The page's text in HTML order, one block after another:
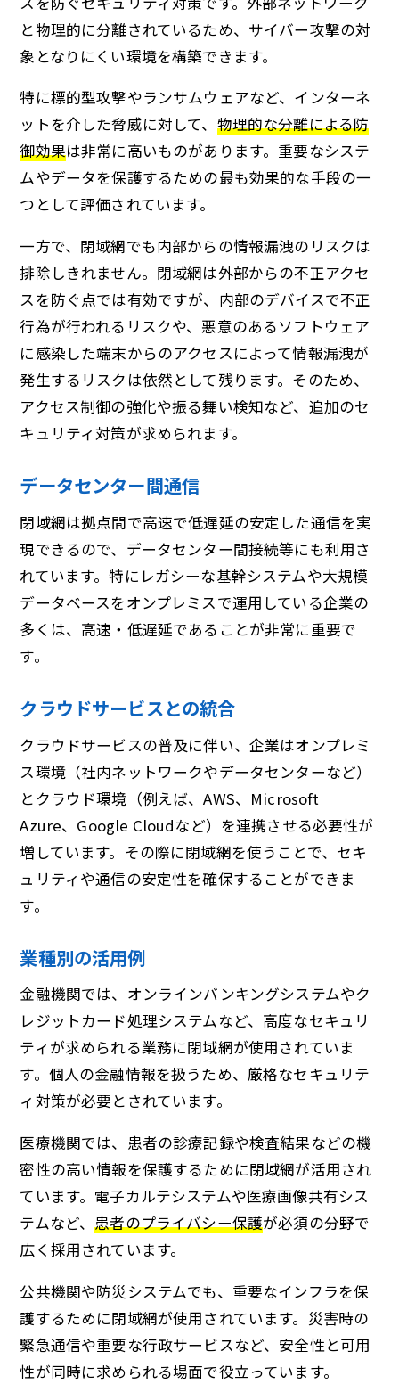
と物理的に分離されているため、サイバー攻撃の対
象となりにくい環境を構築できます。
特に標的型攻撃やランサムウェアなど、インターネ
ットを介した脅威に対して、 物理的な分離による防
御効果は非常に高いものがあります。重要なシステ
ムやデータを保護するための最も効果的な手段の一
つとして評価されています。
一方で、閉域網でも内部からの情報漏洩のリスクは
排除しきれません。閉域網は外部からの不正アクセ
スを防ぐ点では有効ですが、内部のデバイスで不正
行為が行われるリスクや、悪意のあるソフトウェア
に感染した端末からのアクセスによって情報漏洩が
発生するリスクは依然として残ります。そのため、
アクセス制御の強化や振る舞い検知など、追加のセ
キュリティ対策が求められます。
データセンター間通信
閉域網は拠点間で高速で低遅延の安定した通信を実
現できるので、データセンター間接続等にも利用さ
れています。特にレガシーな基幹システムや大規模
データベースをオンプレミスで運用している企業の
多くは、高速・低遅延であることが非常に重要で
す。
クラウドサービスとの統合
クラウドサービスの普及に伴い、企業はオンプレミ
ス環境（社内ネットワークやデータセンターなど）
とクラウド環境（例えば、AWS、Microsoft
Azure、Google Cloudなど）を連携させる必要性が
増しています。その際に閉域網を使うことで、セキ
ュリティや通信の安定性を確保することができま
す。
業種別の活用例
金融機関では、オンラインバンキングシステムやク
レジットカード処理システムなど、高度なセキュリ
ティが求められる業務に閉域網が使用されていま
す。個人の金融情報を扱うため、厳格なセキュリテ
ィ対策が必要とされています。
医療機関では、患者の診療記録や検査結果などの機
密性の高い情報を保護するために閉域網が活用され
ています。電子カルテシステムや医療画像共有シス
テムなど、患者のプライバシー保護が必須の分野で
広く採用されています。
公共機関や防災システムでも、重要なインフラを保
護するために閉域網が使用されています。災害時の
緊急通信や重要な行政サービスなど、安全性と可用
性が同時に求められる場面で役立っています。